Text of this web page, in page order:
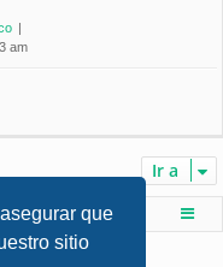
que
sitio
am
Ir a
principal